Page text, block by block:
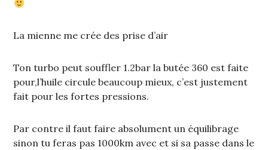
La mienne me crée des prise d’air
Ton turbo peut souffler 1.2bar la butée 360 est faite
pour,l’huile circule beaucoup mieux, c’est justement
fait pour les fortes pressions.
Par contre il faut faire absolument un équilibrage
sinon tu feras pas 1000km avec et si sa passe dans le